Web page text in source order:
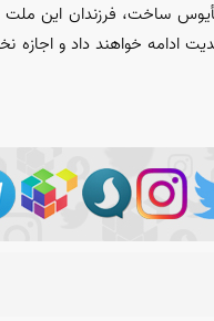
ساخت، فرزندان این ملت
ادامه خواهند داد و